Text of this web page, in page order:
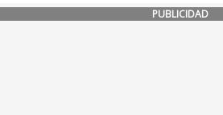
PUBLICIDAD